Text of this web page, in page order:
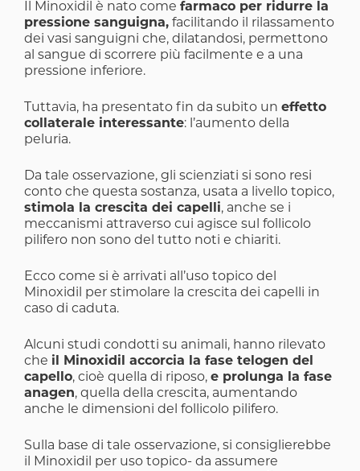
Il Minoxidil è nato come farmaco per ridurre la
pressione sanguigna, facilitando il rilassamento
dei vasi sanguigni che, dilatandosi, permettono
al sangue di scorrere più facilmente e a una
pressione inferiore.
Tuttavia, ha presentato fin da subito un effetto
collaterale interessante: l’aumento della
peluria.
Da tale osservazione, gli scienziati si sono resi
conto che questa sostanza, usata a livello topico,
stimola la crescita dei capelli, anche se i
meccanismi attraverso cui agisce sul follicolo
pilifero non sono del tutto noti e chiariti.
Ecco come si è arrivati all’uso topico del
Minoxidil per stimolare la crescita dei capelli in
caso di caduta.
Alcuni studi condotti su animali, hanno rilevato
che il Minoxidil accorcia la fase telogen del
capello, cioè quella di riposo, e prolunga la fase
anagen, quella della crescita, aumentando
anche le dimensioni del follicolo pilifero.
Sulla base di tale osservazione, si consiglierebbe
il Minoxidil per uso topico- da assumere